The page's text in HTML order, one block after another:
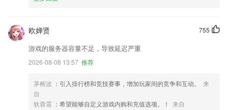
755
欧婵贤
游戏的服务器容量不足，导致延迟严重
2026-08-08 13:57 推荐
茅榕波 ：引入排行榜和竞技赛事，增加玩家间的竞争和互动。
来
自
狄蓉震 ：希望能够自定义游戏内购和充值选项。！
来自